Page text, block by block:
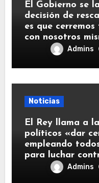
El Gobierno se
decisión de
es que
con nosotros
Admins
Noticias
El Rey llama a
políticos «dar
empleando
para luchar
Admins